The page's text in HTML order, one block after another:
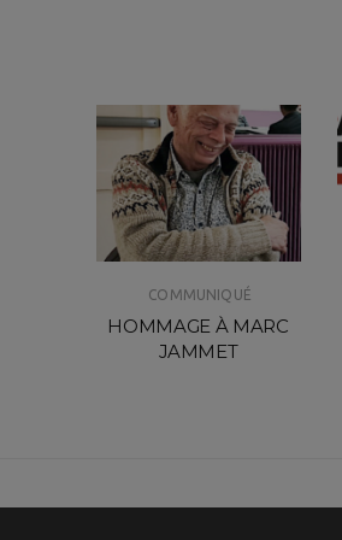
COMMUNIQUÉ
HOMMAGE À MARC
JAMMET